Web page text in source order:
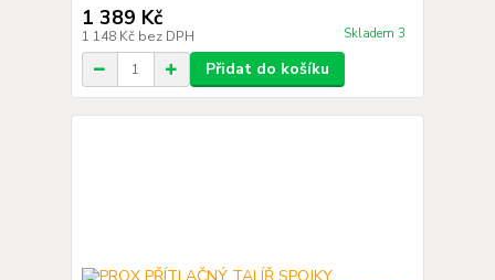
1 389 Kč
1 148 Kč bez DPH Skladem 3
Přidat do košíku